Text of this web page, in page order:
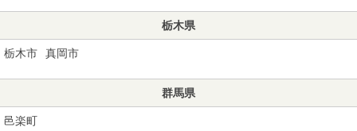
栃木県
栃木市 真岡市
群馬県
邑楽町